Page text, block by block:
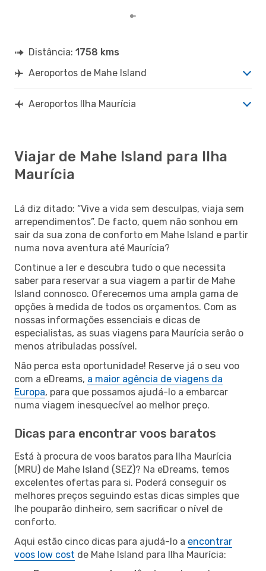
Distância: 1758 kms
Aeroportos de Mahe Island
Aeroportos Ilha Maurícia
Viajar de Mahe Island para Ilha
Maurícia
Lá diz ditado: “Vive a vida sem desculpas, viaja sem
arrependimentos”. De facto, quem não sonhou em
sair da sua zona de conforto em Mahe Island e partir
numa nova aventura até Maurícia?
Continue a ler e descubra tudo o que necessita
saber para reservar a sua viagem a partir de Mahe
Island connosco. Oferecemos uma ampla gama de
opções à medida de todos os orçamentos. Com as
nossas informações essenciais e dicas de
especialistas, as suas viagens para Maurícia serão o
menos atribuladas possível.
Não perca esta oportunidade! Reserve já o seu voo
com a eDreams, a maior agência de viagens da
Europa, para que possamos ajudá-lo a embarcar
numa viagem inesquecível ao melhor preço.
Dicas para encontrar voos baratos
Está à procura de voos baratos para Ilha Maurícia
(MRU) de Mahe Island (SEZ)? Na eDreams, temos
excelentes ofertas para si. Poderá conseguir os
melhores preços seguindo estas dicas simples que
lhe pouparão dinheiro, sem sacrificar o nível de
conforto.
Aqui estão cinco dicas para ajudá-lo a encontrar
voos low cost de Mahe Island para Ilha Maurícia: